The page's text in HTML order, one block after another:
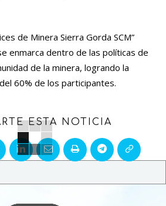
de Minera Sierra Gorda SCM”
enmarca dentro de las políticas de
de la minera, logrando la
60% de los participantes.
ESTA NOTICIA